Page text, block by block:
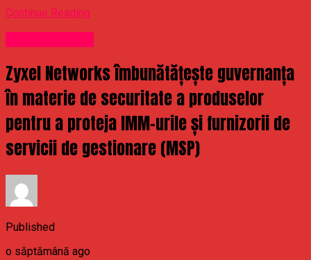
Continue Reading
Zyxel Networks îmbunătățește guvernanța
în materie de securitate a produselor
pentru a proteja IMM-urile și furnizorii de
servicii de gestionare (MSP)
Published
o săptămână ago